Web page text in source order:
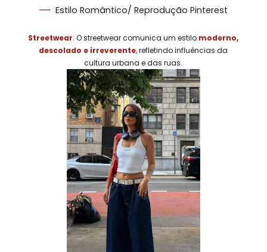
Estilo Romântico/ Reprodução Pinterest
Streetwear: O streetwear comunica um estilo moderno,
descolado e irreverente,refletindo influências da
cultura urbana e das ruas.